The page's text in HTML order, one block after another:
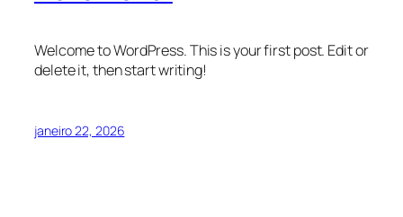
Welcome to WordPress. This is your first post. Edit or
delete it, then start writing!
janeiro 22, 2026